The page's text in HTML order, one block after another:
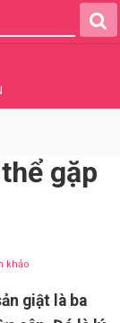
gặp
khảo
giật là ba